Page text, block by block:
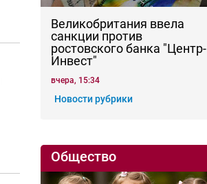
Великобритания ввела
санкции против
ростовского банка "Центр-
Инвест"
вчера, 15:34
Новости рубрики
Общество